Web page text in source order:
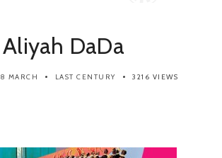
Aliyah DaDa
MARCH LAST CENTURY 3216 VIEWS